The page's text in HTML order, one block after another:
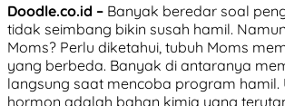
Doodle.co.id – Banyak beredar soal
tidak seimbang bikin susah hamil.
Moms? Perlu diketahui, tubuh Moms
yang berbeda. Banyak di antaranya
langsung saat mencoba program hamil.
hormon adalah bahan kimia yang